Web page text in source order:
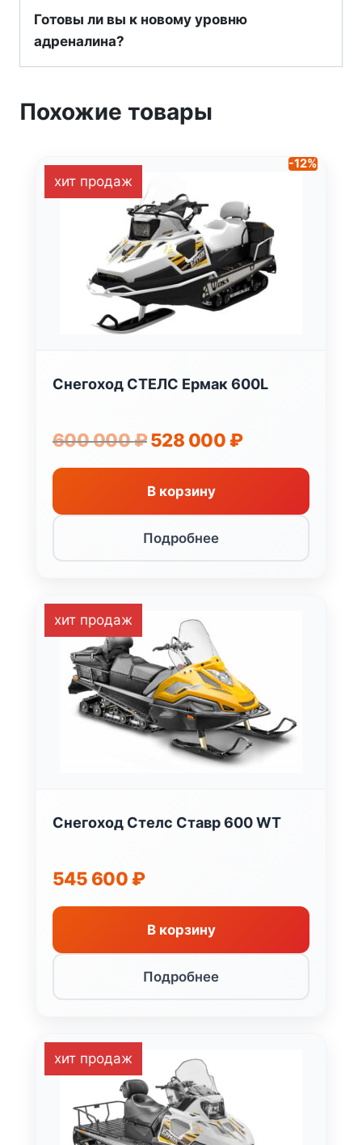
Готовы ли вы к новому уровню
адреналина?
Похожие товары
хит продаж
-12%
Снегоход СТЕЛС Ермак 600L
600 000₽ Первоначальная
цена
составляла
600
528 000 ₽Текущая
528
В корзину
Подробнее
хит продаж
Снегоход Стелс Ставр 600 WT
545 600 ₽
В корзину
Подробнее
хит продаж